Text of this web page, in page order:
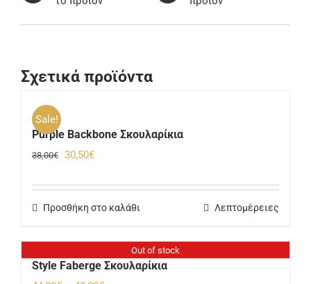
Σχετικά προϊόντα
Sale!
Purple Backbone Σκουλαρίκια
38,00€ Original
was:
38,00€.
30,50€Η
τιμή
είναι:
Προσθήκη στο καλάθι Λεπτομέρειες
Out of stock
Style Faberge Σκουλαρίκια